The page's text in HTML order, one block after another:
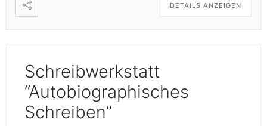
DETAILS ANZEIGEN
Schreibwerkstatt
“Autobiographisches
Schreiben”